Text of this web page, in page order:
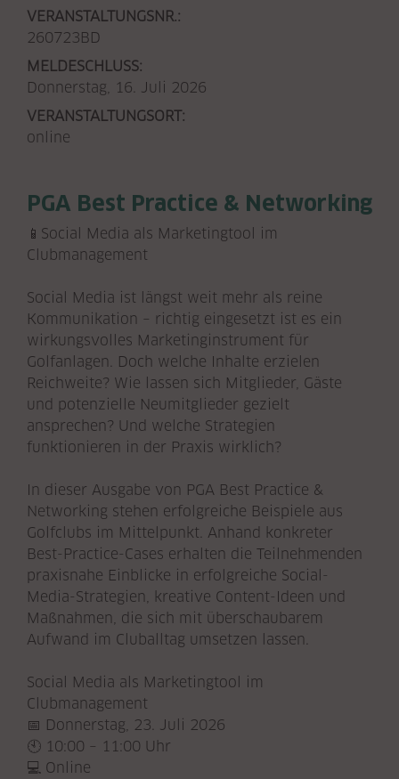
VERANSTALTUNGSNR.:
260723BD
MELDESCHLUSS:
Donnerstag, 16. Juli 2026
VERANSTALTUNGSORT:
online
PGA Best Practice & Networking
📱Social Media als Marketingtool im
Clubmanagement
Social Media ist längst weit mehr als reine
Kommunikation – richtig eingesetzt ist es ein
wirkungsvolles Marketinginstrument für
Golfanlagen. Doch welche Inhalte erzielen
Reichweite? Wie lassen sich Mitglieder, Gäste
und potenzielle Neumitglieder gezielt
ansprechen? Und welche Strategien
funktionieren in der Praxis wirklich?
In dieser Ausgabe von PGA Best Practice &
Networking stehen erfolgreiche Beispiele aus
Golfclubs im Mittelpunkt. Anhand konkreter
Best-Practice-Cases erhalten die Teilnehmenden
praxisnahe Einblicke in erfolgreiche Social-
Media-Strategien, kreative Content-Ideen und
Maßnahmen, die sich mit überschaubarem
Aufwand im Cluballtag umsetzen lassen.
Social Media als Marketingtool im
Clubmanagement
📅 Donnerstag, 23. Juli 2026
🕙 10:00 – 11:00 Uhr
💻 Online